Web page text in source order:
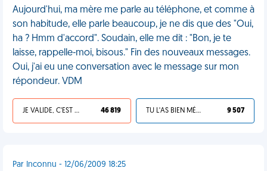
Aujourd'hui, ma mère me parle au téléphone, et comme à
son habitude, elle parle beaucoup, je ne dis que des "Oui,
ha ? Hmm d'accord". Soudain, elle me dit : "Bon, je te
laisse, rappelle-moi, bisous." Fin des nouveaux messages.
Oui, j'ai eu une conversation avec le message sur mon
répondeur. VDM
JE VALIDE, C'EST UNE VDM 46 819 TU L'AS BIEN MÉRITÉ 9 507
Par Inconnu - 12/06/2009 18:25